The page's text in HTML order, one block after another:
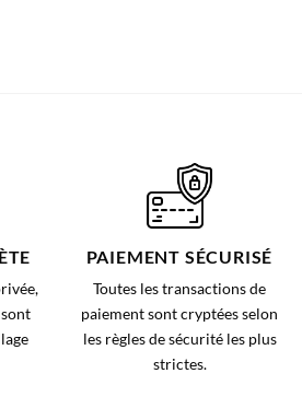
PAIEMENT SÉCURISÉ
Toutes les transactions de
paiement sont cryptées selon
les règles de sécurité les plus
strictes.